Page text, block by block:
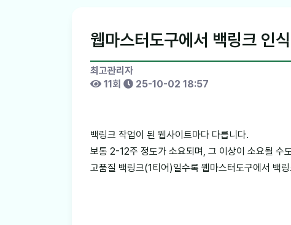
웹마스터도구에서 백링크 인
최고관리자
11회
25-10-02 18:57
백링크 작업이 된 웹사이트마다 다릅니다.
보통 2-12주 정도가 소요되며, 그 이상이 소요될 수
고품질 백링크(1티어)일수록 웹마스터도구에서 백